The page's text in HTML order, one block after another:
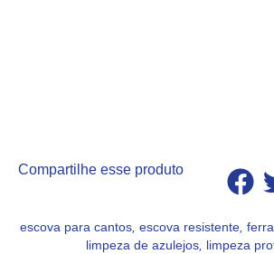
Compartilhe esse produto
escova para cantos, escova resistente,
limpeza de azulejos, limpeza